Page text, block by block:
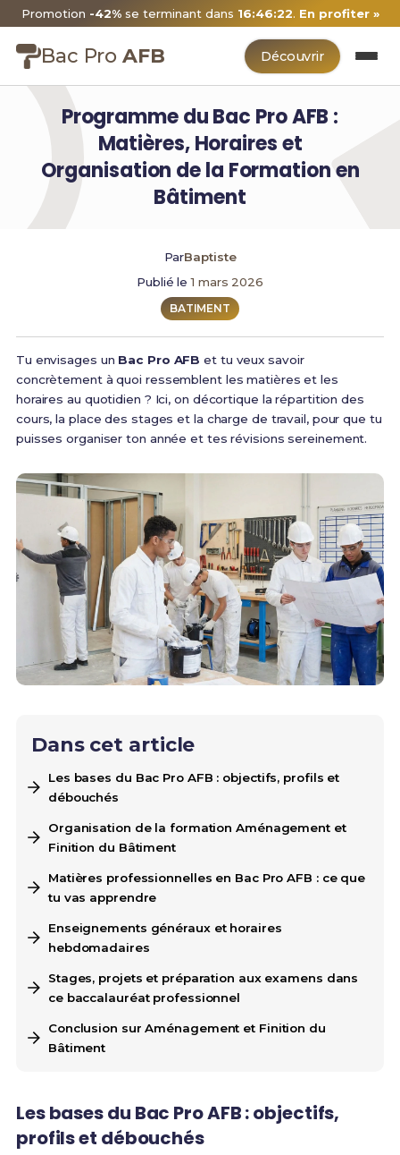
Promotion -42% se terminant dans 16:46:21. En profiter »
Bac Pro AFB Découvrir
Programme du Bac Pro AFB :
Matières, Horaires et
Organisation de la Formation en
Bâtiment
ParBaptiste
Publié le1 mars 2026
BATIMENT
Tu envisages un Bac Pro AFB et tu veux savoir
concrètement à quoi ressemblent les matières et les
horaires au quotidien ? Ici, on décortique la répartition des
cours, la place des stages et la charge de travail, pour que tu
puisses organiser ton année et tes révisions sereinement.
Dans cet article
Les bases du Bac Pro AFB : objectifs, profils et
débouchés
Organisation de la formation Aménagement et
Finition du Bâtiment
Matières professionnelles en Bac Pro AFB : ce que
tu vas apprendre
Enseignements généraux et horaires
hebdomadaires
Stages, projets et préparation aux examens dans
ce baccalauréat professionnel
Conclusion sur Aménagement et Finition du
Bâtiment
Les bases du Bac Pro AFB : objectifs,
profils et débouchés